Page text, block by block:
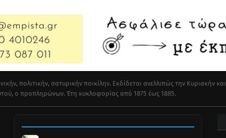
πολιτικήν, σατυρικήν ποικίλην. Εκδίδεται ανελλιπώς την Κυριακήν και
ο προπληρώνων. Έτη κυκλοφορίας από 1875 έως 1885.